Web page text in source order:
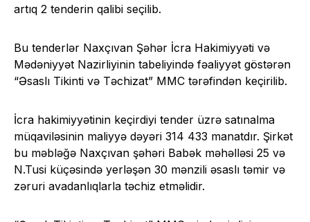
artıq 2 tenderin qalibi seçilib.
Bu tenderlər Naxçıvan Şəhər İcra Hakimiyyəti və
Mədəniyyət Nazirliyinin tabeliyində fəaliyyət göstərən
“Əsaslı Tikinti və Təchizat” MMC tərəfindən keçirilib.
İcra hakimiyyətinin keçirdiyi tender üzrə satınalma
müqaviləsinin maliyyə dəyəri 314 433 manatdır. Şirkət
bu məbləğə Naxçıvan şəhəri Babək məhəlləsi 25 və
N.Tusi küçəsində yerləşən 30 mənzili əsaslı təmir və
zəruri avadanlıqlarla təchiz etməlidir.